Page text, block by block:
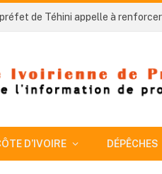
D’IVOIRE DÉPÊCHES